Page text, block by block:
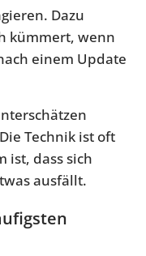
Dazu
kümmert, wenn
einem Update
Technik ist oft
ist, dass sich
ausfällt.